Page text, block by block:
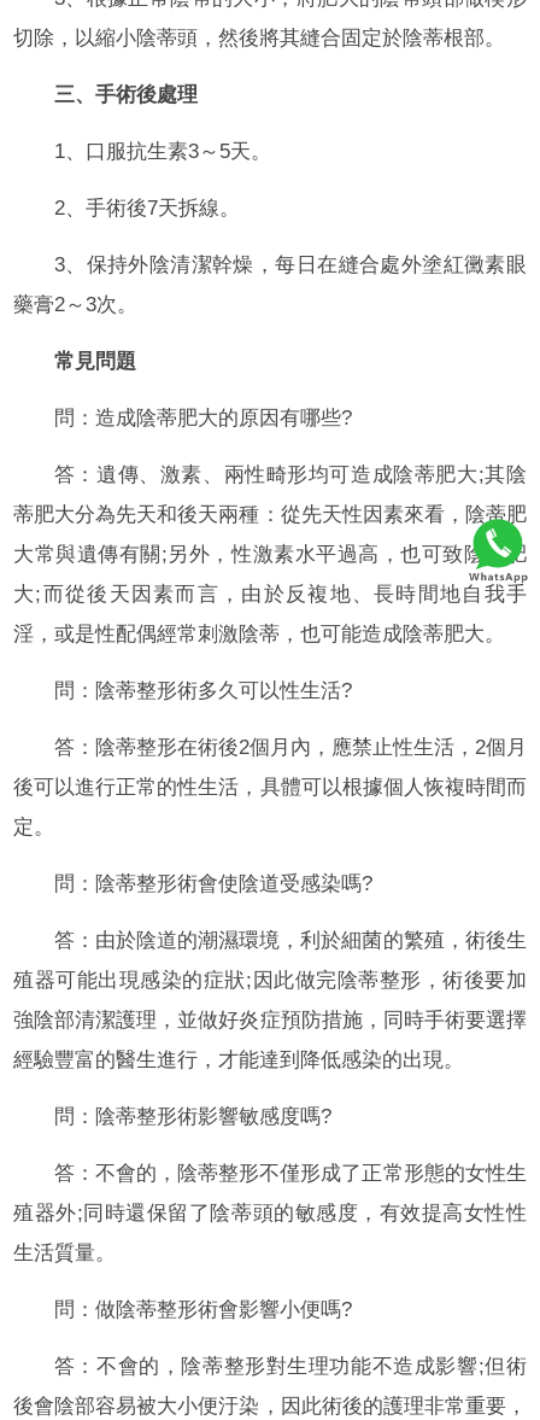
切除，以縮小陰蒂頭，然後將其縫合固定於陰蒂根部。
三、手術後處理
1、口服抗生素3～5天。
2、手術後7天拆線。
3、保持外陰清潔幹燥，每日在縫合處外塗紅黴素眼
藥膏2～3次。
常見問題
問：造成陰蒂肥大的原因有哪些?
答：遺傳、激素、兩性畸形均可造成陰蒂肥大;其陰
蒂肥大分為先天和後天兩種：從先天性因素來看，陰蒂肥
大常與遺傳有關;另外，性激素水平過高，也可致陰蒂肥
大;而從後天因素而言，由於反複地、長時間地自我手
淫，或是性配偶經常刺激陰蒂，也可能造成陰蒂肥大。
問：陰蒂整形術多久可以性生活?
答：陰蒂整形在術後2個月內，應禁止性生活，2個月
後可以進行正常的性生活，具體可以根據個人恢複時間而
定。
問：陰蒂整形術會使陰道受感染嗎?
答：由於陰道的潮濕環境，利於細菌的繁殖，術後生
殖器可能出現感染的症狀;因此做完陰蒂整形，術後要加
強陰部清潔護理，並做好炎症預防措施，同時手術要選擇
經驗豐富的醫生進行，才能達到降低感染的出現。
問：陰蒂整形術影響敏感度嗎?
答：不會的，陰蒂整形不僅形成了正常形態的女性生
殖器外;同時還保留了陰蒂頭的敏感度，有效提高女性性
生活質量。
問：做陰蒂整形術會影響小便嗎?
答：不會的，陰蒂整形對生理功能不造成影響;但術
後會陰部容易被大小便汙染，因此術後的護理非常重要，